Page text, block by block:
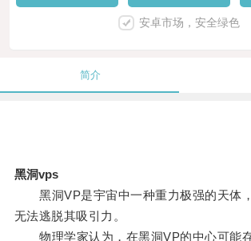
安卓市场，安全绿色
简介
黑洞vps
黑洞VP是宇宙中一种重力极强的天体
无法逃脱其吸引力。
物理学家认为，在黑洞VP的中心可能存